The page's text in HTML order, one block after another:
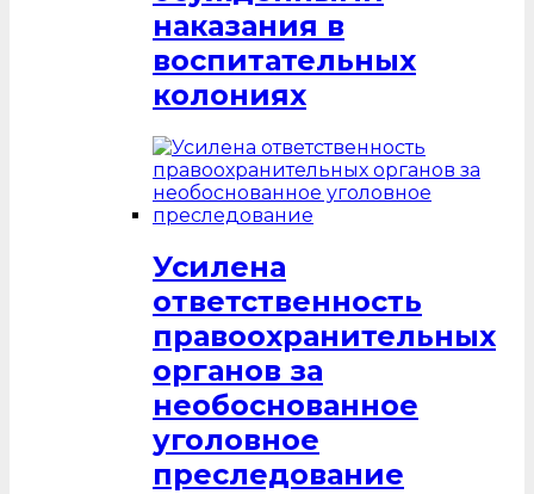
наказания в
воспитательных
колониях
Усилена
ответственность
правоохранительных
органов за
необоснованное
уголовное
преследование